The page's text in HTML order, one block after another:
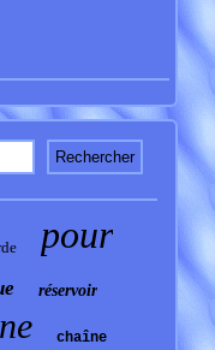
pour
réservoir
chaîne